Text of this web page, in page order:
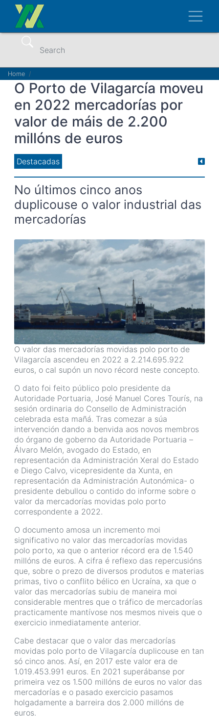
Skip
main
content
Search
Breadcrumb
Home
O Porto de Vilagarcía moveu
en 2022 mercadorías por
valor de máis de 2.200
millóns de euros
Destacadas
No últimos cinco anos
duplicouse o valor industrial das
mercadorías
27/10/2023
O valor das mercadorías movidas polo porto de
Vilagarcía ascendeu en 2022 a 2.214.695.922
euros, o cal supón un novo récord neste concepto.
O dato foi feito público polo presidente da
Autoridade Portuaria, José Manuel Cores Tourís, na
sesión ordinaria do Consello de Administración
celebrada esta mañá. Tras comezar a súa
intervención dando a benvida aos novos membros
do órgano de goberno da Autoridade Portuaria –
Álvaro Melón, avogado do Estado, en
representación da Administración Xeral do Estado
e Diego Calvo, vicepresidente da Xunta, en
representación da Administración Autonómica- o
presidente debullou o contido do informe sobre o
valor da mercadorías movidas polo porto
correspondente a 2022.
O documento amosa un incremento moi
significativo no valor das mercadorías movidas
polo porto, xa que o anterior récord era de 1.540
millóns de euros. A cifra é reflexo das repercusións
que, sobre o prezo de diversos produtos e materias
primas, tivo o conflito bélico en Ucraína, xa que o
valor das mercadorías subiu de maneira moi
considerable mentres que o tráfico de mercadorías
practicamente mantívose nos mesmos niveis que o
exercicio inmediatamente anterior.
Cabe destacar que o valor das mercadorías
movidas polo porto de Vilagarcía duplicouse en tan
só cinco anos. Así, en 2017 este valor era de
1.019.453.991 euros. En 2021 superábanse por
primeira vez os 1.500 millóns de euros no valor das
mercadorías e o pasado exercicio pasamos
holgadamente a barreira dos 2.000 millóns de
euros.